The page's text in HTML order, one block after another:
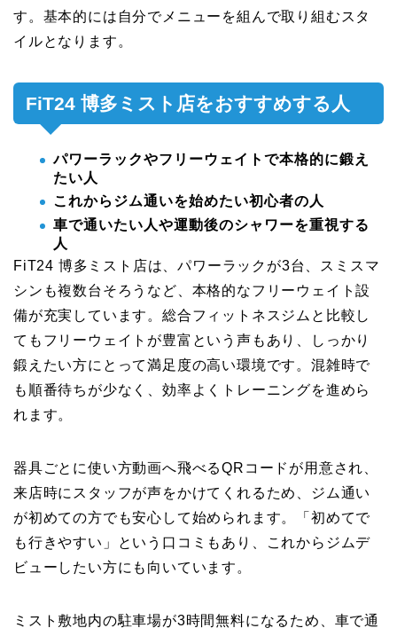
す。基本的には自分でメニューを組んで取り組むスタ
イルとなります。
FiT24 博多ミスト店をおすすめする人
パワーラックやフリーウェイトで本格的に鍛え
たい人
これからジム通いを始めたい初心者の人
車で通いたい人や運動後のシャワーを重視する
人
FiT24 博多ミスト店は、パワーラックが3台、スミスマ
シンも複数台そろうなど、本格的なフリーウェイト設
備が充実しています。総合フィットネスジムと比較し
てもフリーウェイトが豊富という声もあり、しっかり
鍛えたい方にとって満足度の高い環境です。混雑時で
も順番待ちが少なく、効率よくトレーニングを進めら
れます。
器具ごとに使い方動画へ飛べるQRコードが用意され、
来店時にスタッフが声をかけてくれるため、ジム通い
が初めての方でも安心して始められます。「初めてで
も行きやすい」という口コミもあり、これからジムデ
ビューしたい方にも向いています。
ミスト敷地内の駐車場が3時間無料になるため、車で通